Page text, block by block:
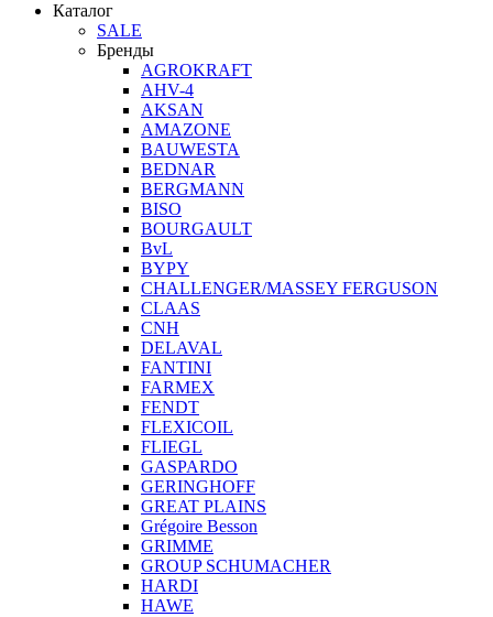
Каталог
SALE
Бренды
AGROKRAFT
AHV-4
AKSAN
AMAZONE
BAUWESTA
BEDNAR
BERGMANN
BISO
BOURGAULT
BvL
BYPY
CHALLENGER/MASSEY FERGUSON
CLAAS
CNH
DELAVAL
FANTINI
FARMEX
FENDT
FLEXICOIL
FLIEGL
GASPARDO
GERINGHOFF
GREAT PLAINS
Grégoire Besson
GRIMME
GROUP SCHUMACHER
HARDI
HAWE